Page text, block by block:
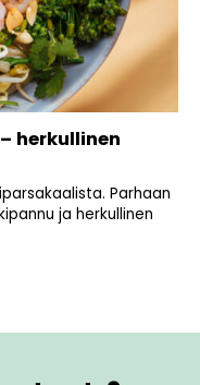
herkullinen
Parhaan
ja herkullinen